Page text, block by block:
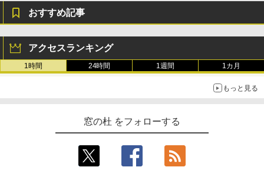
おすすめ記事
アクセスランキング
1時間 24時間 1週間 1カ月
もっと見る
窓の杜 をフォローする